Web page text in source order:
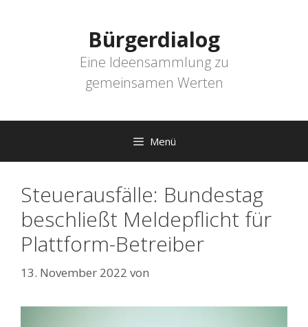
Bürgerdialog
Eine Ideensammlung zu
gemeinsamen Werten
Menü
Steuerausfälle: Bundestag
beschließt Meldepflicht für
Plattform-Betreiber
13. November 2022 von